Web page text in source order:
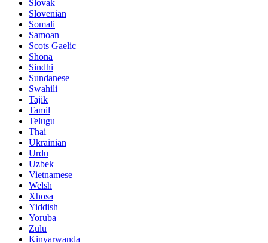
Slovak
Slovenian
Somali
Samoan
Scots Gaelic
Shona
Sindhi
Sundanese
Swahili
Tajik
Tamil
Telugu
Thai
Ukrainian
Urdu
Uzbek
Vietnamese
Welsh
Xhosa
Yiddish
Yoruba
Zulu
Kinyarwanda